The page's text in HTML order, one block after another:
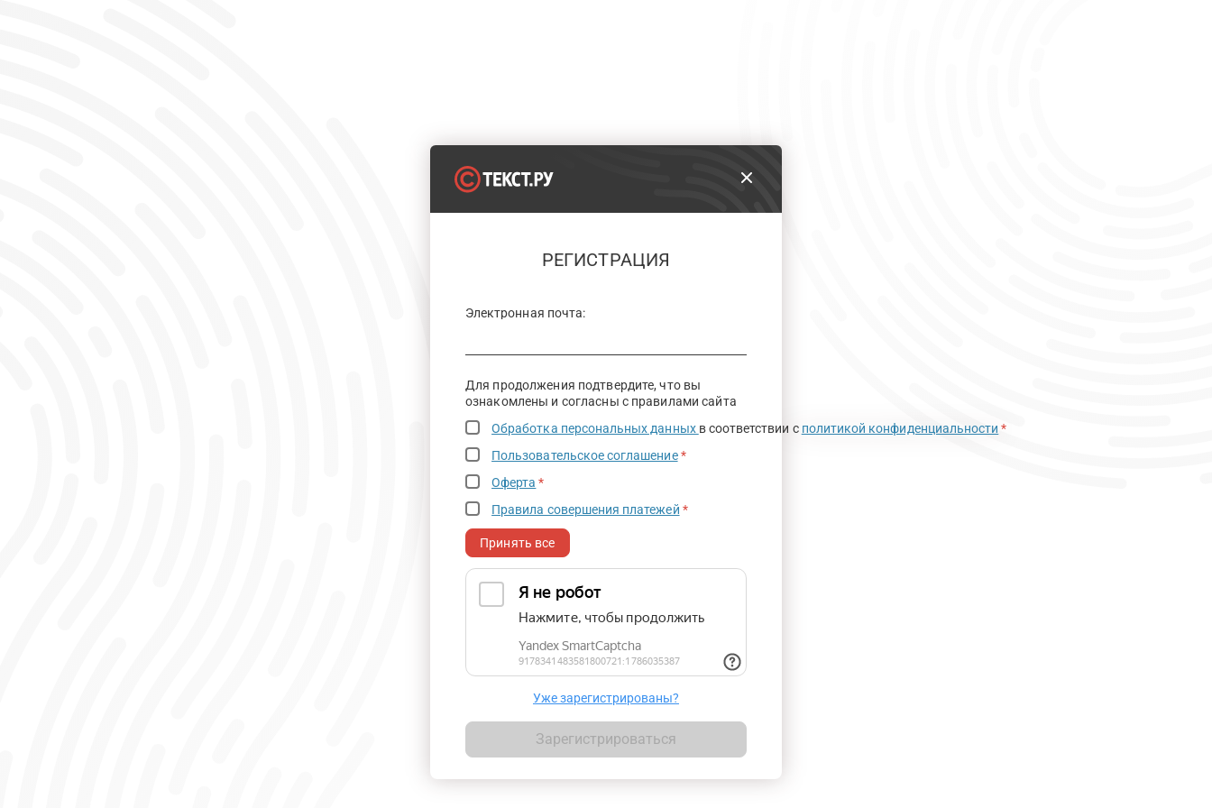
РЕГИСТРАЦИЯ
Электронная почта:
Для продолжения подтвердите, что вы
ознакомлены и согласны с правилами сайта
Обработка персональных данных в соответствии с политикой конфиденциальности *
Пользовательское соглашение *
Оферта *
Правила совершения платежей *
Принять все
Уже зарегистрированы?
Зарегистрироваться